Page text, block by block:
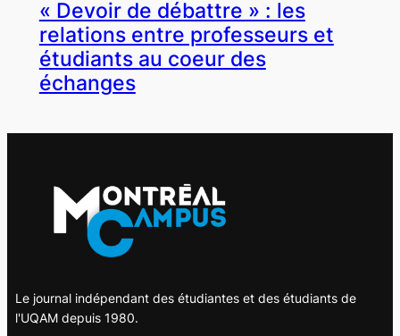
« Devoir de débattre » : les
relations entre professeurs et
étudiants au coeur des
échanges
Le journal indépendant des étudiantes et des étudiants de
l'UQAM depuis 1980.